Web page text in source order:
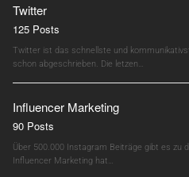
Twitter
125 Posts
Twitter ist das schnellste und
schon abgeschrieben. Die letzen…
Influencer Marketing
90 Posts
Über 500.000 Instagram Beiträge gibt es zu
Influencer Marketing hat…